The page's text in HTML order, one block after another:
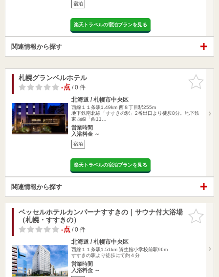
宿泊
楽天トラベルの宿泊プランを見る
関連情報から探す
お気に入
りに追加
札幌グランベルホテル
-点/ 0 件
北海道 / 札幌市中央区
西線１１条駅1.49km 西８丁目駅255m
地下鉄南北線「すすきの駅」2番出口より徒歩8分。地下鉄
東西線「西11…
営業時間
入浴料金 ～
宿泊
楽天トラベルの宿泊プランを見る
関連情報から探す
お気に入
りに追加
ベッセルホテルカンパーナすすきの｜サウナ付大浴場
（札幌・すすきの）
-点/ 0 件
北海道 / 札幌市中央区
西線１１条駅1.51km 資生館小学校前駅96m
すすきの駅より徒歩にて約４分
営業時間
入浴料金 ～